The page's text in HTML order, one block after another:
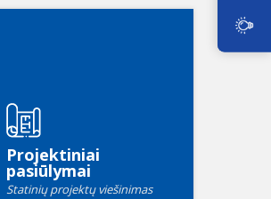
Projektiniai
pasiūlymai
Statinių projektų viešinimas